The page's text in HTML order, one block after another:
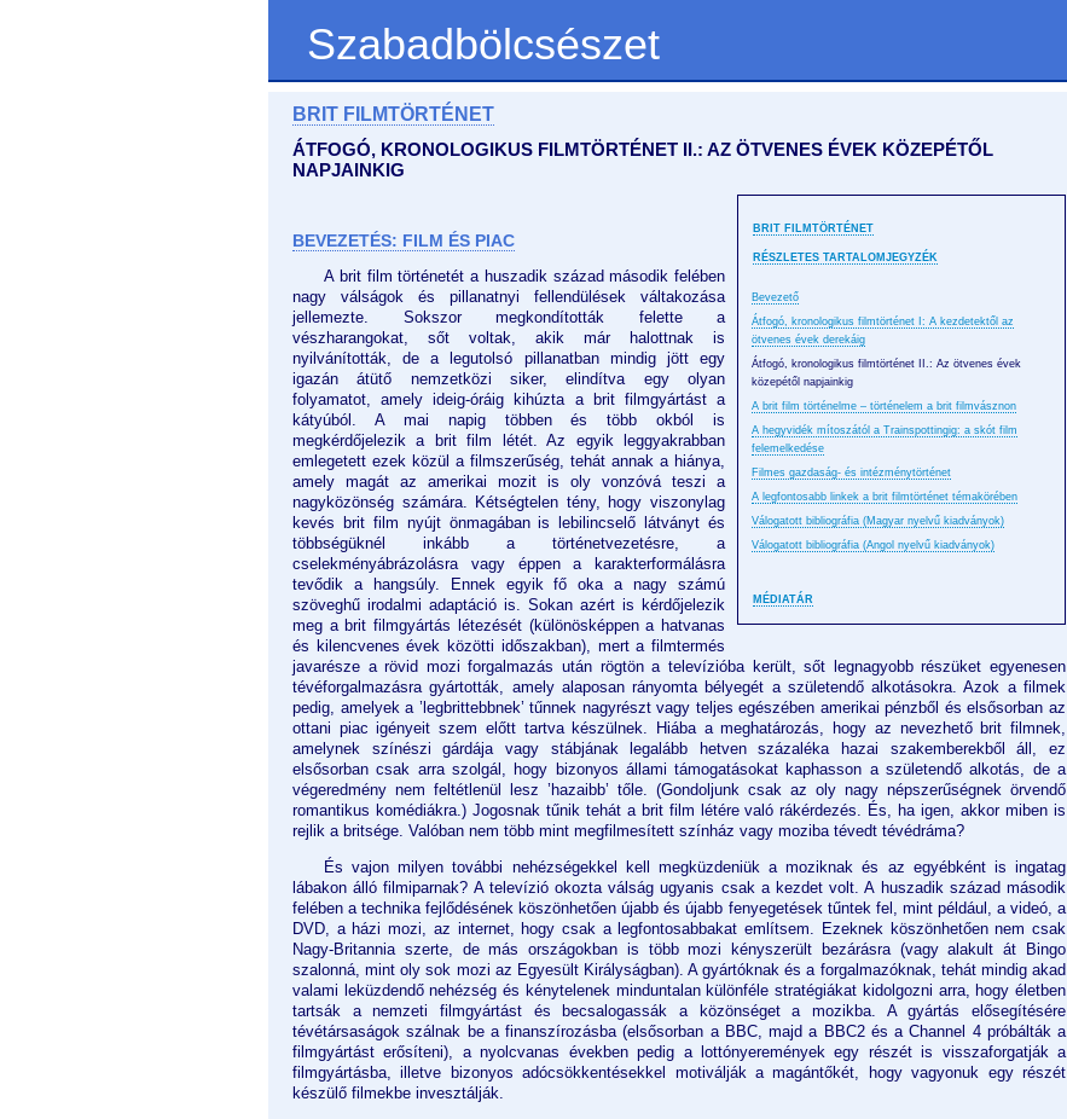
Szabadbölcsészet
BRIT FILMTÖRTÉNET
ÁTFOGÓ, KRONOLOGIKUS FILMTÖRTÉNET II.: AZ ÖTVENES ÉVEK KÖZEPÉTŐL
NAPJAINKIG
BRIT FILMTÖRTÉNET
RÉSZLETES TARTALOMJEGYZÉK
Bevezető
Átfogó, kronologikus filmtörténet I: A kezdetektől az
ötvenes évek derekáig
Átfogó, kronologikus filmtörténet II.: Az ötvenes évek
közepétől napjainkig
A brit film történelme – történelem a brit filmvásznon
A hegyvidék mítoszától a Trainspottingig: a skót film
felemelkedése
Filmes gazdaság- és intézménytörténet
A legfontosabb linkek a brit filmtörténet témakörében
Válogatott bibliográfia (Magyar nyelvű kiadványok)
Válogatott bibliográfia (Angol nyelvű kiadványok)
MÉDIATÁR
BEVEZETÉS: FILM ÉS PIAC
A brit film történetét a huszadik század második felében
nagy válságok és pillanatnyi fellendülések váltakozása
jellemezte. Sokszor megkondították felette a
vészharangokat, sőt voltak, akik már halottnak is
nyilvánították, de a legutolsó pillanatban mindig jött egy
igazán átütő nemzetközi siker, elindítva egy olyan
folyamatot, amely ideig-óráig kihúzta a brit filmgyártást a
kátyúból. A mai napig többen és több okból is
megkérdőjelezik a brit film létét. Az egyik leggyakrabban
emlegetett ezek közül a filmszerűség, tehát annak a hiánya,
amely magát az amerikai mozit is oly vonzóvá teszi a
nagyközönség számára. Kétségtelen tény, hogy viszonylag
kevés brit film nyújt önmagában is lebilincselő látványt és
többségüknél inkább a történetvezetésre, a
cselekményábrázolásra vagy éppen a karakterformálásra
tevődik a hangsúly. Ennek egyik fő oka a nagy számú
szöveghű irodalmi adaptáció is. Sokan azért is kérdőjelezik
meg a brit filmgyártás létezését (különösképpen a hatvanas
és kilencvenes évek közötti időszakban), mert a filmtermés
javarésze a rövid mozi forgalmazás után rögtön a televízióba került, sőt legnagyobb részüket egyenesen
tévéforgalmazásra gyártották, amely alaposan rányomta bélyegét a születendő alkotásokra. Azok a filmek
pedig, amelyek a ’legbrittebbnek’ tűnnek nagyrészt vagy teljes egészében amerikai pénzből és elsősorban az
ottani piac igényeit szem előtt tartva készülnek. Hiába a meghatározás, hogy az nevezhető brit filmnek,
amelynek színészi gárdája vagy stábjának legalább hetven százaléka hazai szakemberekből áll, ez
elsősorban csak arra szolgál, hogy bizonyos állami támogatásokat kaphasson a születendő alkotás, de a
végeredmény nem feltétlenül lesz ’hazaibb’ tőle. (Gondoljunk csak az oly nagy népszerűségnek örvendő
romantikus komédiákra.) Jogosnak tűnik tehát a brit film létére való rákérdezés. És, ha igen, akkor miben is
rejlik a britsége. Valóban nem több mint megfilmesített színház vagy moziba tévedt tévédráma?
És vajon milyen további nehézségekkel kell megküzdeniük a moziknak és az egyébként is ingatag
lábakon álló filmiparnak? A televízió okozta válság ugyanis csak a kezdet volt. A huszadik század második
felében a technika fejlődésének köszönhetően újabb és újabb fenyegetések tűntek fel, mint például, a videó, a
DVD, a házi mozi, az internet, hogy csak a legfontosabbakat említsem. Ezeknek köszönhetően nem csak
Nagy-Britannia szerte, de más országokban is több mozi kényszerült bezárásra (vagy alakult át Bingo
szalonná, mint oly sok mozi az Egyesült Királyságban). A gyártóknak és a forgalmazóknak, tehát mindig akad
valami leküzdendő nehézség és kénytelenek minduntalan különféle stratégiákat kidolgozni arra, hogy életben
tartsák a nemzeti filmgyártást és becsalogassák a közönséget a mozikba. A gyártás elősegítésére
tévétársaságok szálnak be a finanszírozásba (elsősorban a BBC, majd a BBC2 és a Channel 4 próbálták a
filmgyártást erősíteni), a nyolcvanas években pedig a lottónyeremények egy részét is visszaforgatják a
filmgyártásba, illetve bizonyos adócsökkentésekkel motiválják a magántőkét, hogy vagyonuk egy részét
készülő filmekbe invesztálják.